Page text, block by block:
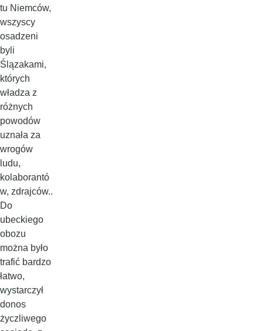
tu Niemców,
wszyscy
osadzeni
byli
Ślązakami,
których
władza z
różnych
powodów
uznała za
wrogów
ludu,
kolaborantó
w, zdrajców..
Do
ubeckiego
obozu
można było
trafić bardzo
łatwo,
wystarczył
donos
życzliwego